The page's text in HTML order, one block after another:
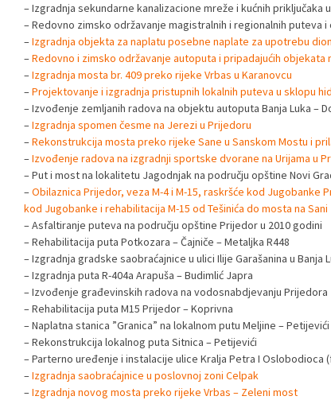
– Izgradnja sekundarne kanalizacione mreže i kućnih priključaka
– Redovno zimsko održavanje magistralnih i regionalnih puteva
–Izgradnja objekta za naplatu posebne naplate za upotrebu
–Redovno i zimsko održavanje autoputa i pripadajućih objekata
–Izgradnja mosta br. 409 preko rijeke Vrbas u Karanovcu
–Projektovanje i izgradnja pristupnih lokalnih puteva u sklopu
– Izvođenje zemljanih radova na objektu autoputa Banja Luka –
–Izgradnja spomen česme na Jerezi u Prijedoru
–Rekonstrukcija mosta preko rijeke Sane u Sanskom Mostu i
–Izvođenje radova na izgradnji sportske dvorane na Urijama u
– Put i most na lokalitetu Jagodnjak na području opštine Novi
–Obilaznica Prijedor, veza M-4 i M-15, raskršće kod
kod Jugobanke i rehabilitacija M-15 od Tešinića do mosta na Sani
– Asfaltiranje puteva na području opštine Prijedor u 2010 godini
– Rehabilitacija puta Potkozara – Čajniče – Metaljka R448
– Izgradnja gradske saobraćajnice u ulici Ilije Garašanina u Banja
– Izgradnja puta R-404a Arapuša – Budimlić Japra
– Izvođenje građevinskih radova na vodosnabdjevanju Prijedora
– Rehabilitacija puta M15 Prijedor – Koprivna
– Naplatna stanica ”Granica” na lokalnom putu Meljine – Petijevići
– Rekonstrukcija lokalnog puta Sitnica – Petijevići
– Parterno uređenje i instalacije ulice Kralja Petra I Oslobodioca
–Izgradnja saobraćajnice u poslovnoj zoni Celpak
–Izgradnja novog mosta preko rijeke Vrbas – Zeleni most